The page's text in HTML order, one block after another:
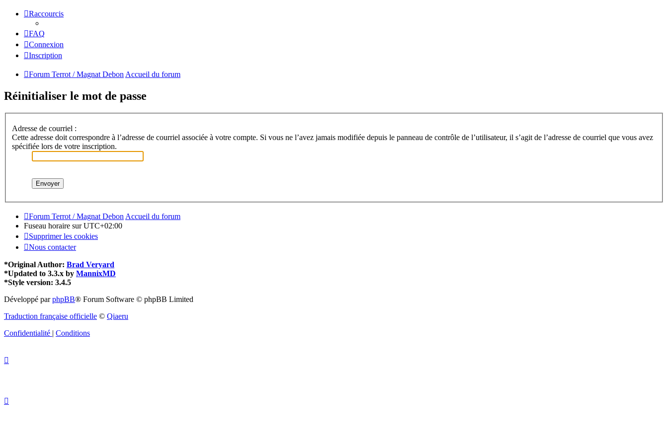
Raccourcis
FAQ
Connexion
Inscription
Forum Terrot / Magnat Debon Accueil du forum
Réinitialiser le mot de passe
Adresse de courriel :
Cette adresse doit correspondre à l’adresse de courriel associée à votre compte. Si vous ne l’avez jamais modifiée depuis le panneau de contrôle de l’utilisateur, il s’agit de l’adresse de courriel que vous avez
spécifiée lors de votre inscription.
Forum Terrot / Magnat DebonAccueil du forum
Fuseau horaire surUTC+02:00
Supprimer les cookies
Nous contacter
*Original Author: Brad Veryard
*Updated to 3.3.x by MannixMD
*Style version: 3.4.5
Développé parphpBB® Forum Software © phpBB Limited
Traduction française officielle © Qiaeru
Confidentialité | Conditions